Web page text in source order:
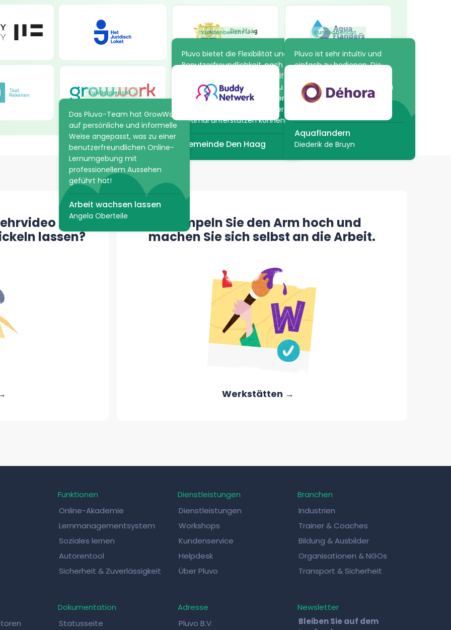
Kundenbericht →
Pluvo bietet die Flexibilität und
Benutzerfreundlichkeit, nach
der wir gesucht haben. Es hilft
uns, Lernprozesse einfach zu
strukturieren und anzupassen,
sodass wir unsere Mitarbeiter
optimal unterstützen können.
Gemeinde Den Haag
Kundenbericht →
Pluvo ist sehr intuitiv und
einfach zu bedienen. Die
Möglichkeiten, einen Kurs zu
erstellen, aber auch den
Aquaflandern
Diederik de Bruyn
Kundenbericht →
Das Pluvo-Team hat GrowWork
auf persönliche und informelle
Weise angepasst, was zu einer
benutzerfreundlichen Online-
Lernumgebung mit
professionellem Aussehen
geführt hat!
Arbeit wachsen lassen
Angela Oberteile
oder
lassen?
Krempeln Sie den Arm hoch und
machen Sie sich selbst an die Arbeit.
Werkstätten →
Funktionen
Online-Akademie
Lernmanagementsystem
Soziales lernen
Autorentool
Sicherheit & Zuverlässigkeit
Dienstleistungen
Dienstleistungen
Workshops
Kundenservice
Helpdesk
Über Pluvo
Branchen
Industrien
Trainer & Coaches
Bildung & Ausbilder
Organisationen & NGOs
Transport & Sicherheit
Dokumentation
Statusseite
Adresse
Pluvo B.V.
Newsletter
Bleiben Sie auf dem